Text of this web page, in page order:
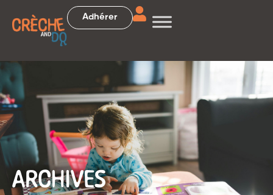
Adhérer
ARCHIVES